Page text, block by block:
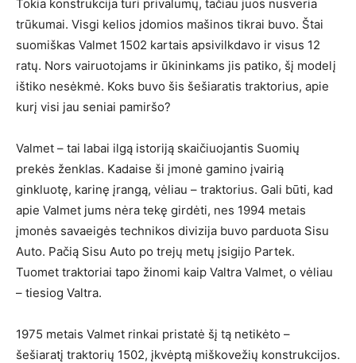
Tokia konstrukcija turi privalumų, tačiau juos nusveria
trūkumai. Visgi kelios įdomios mašinos tikrai buvo. Štai
suomiškas Valmet 1502 kartais apsivilkdavo ir visus 12
ratų. Nors vairuotojams ir ūkininkams jis patiko, šį modelį
ištiko nesėkmė. Koks buvo šis šešiaratis traktorius, apie
kurį visi jau seniai pamiršo?
Valmet – tai labai ilgą istoriją skaičiuojantis Suomių
prekės ženklas. Kadaise ši įmonė gamino įvairią
ginkluotę, karinę įrangą, vėliau – traktorius. Gali būti, kad
apie Valmet jums nėra tekę girdėti, nes 1994 metais
įmonės savaeigės technikos divizija buvo parduota Sisu
Auto. Pačią Sisu Auto po trejų metų įsigijo Partek.
Tuomet traktoriai tapo žinomi kaip Valtra Valmet, o vėliau
– tiesiog Valtra.
1975 metais Valmet rinkai pristatė šį tą netikėto –
šešiaratį traktorių 1502, įkvėptą miškovežių konstrukcijos.